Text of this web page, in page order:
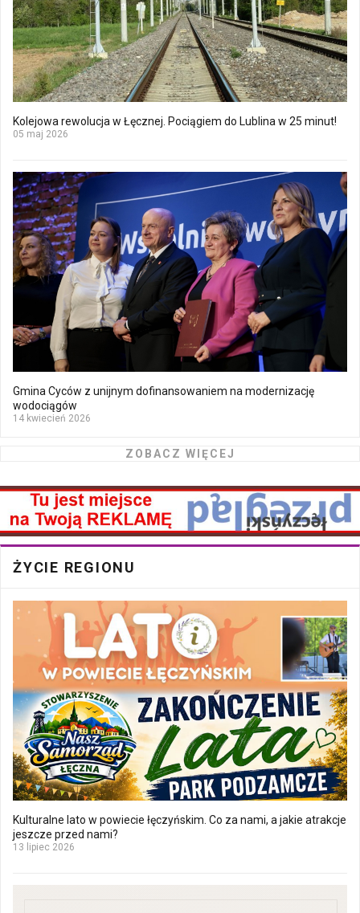
Kolejowa rewolucja w Łęcznej. Pociągiem do Lublina w 25 minut!
05 maj 2026
Gmina Cyców z unijnym dofinansowaniem na modernizację
wodociągów
14 kwiecień 2026
ZOBACZ WIĘCEJ
ŻYCIE REGIONU
Kulturalne lato w powiecie łęczyńskim. Co za nami, a jakie atrakcje
jeszcze przed nami?
13 lipiec 2026